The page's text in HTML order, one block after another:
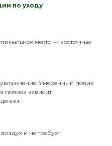
по уходу
место — восточные
Умеренный полив
полива зависит
и не требует